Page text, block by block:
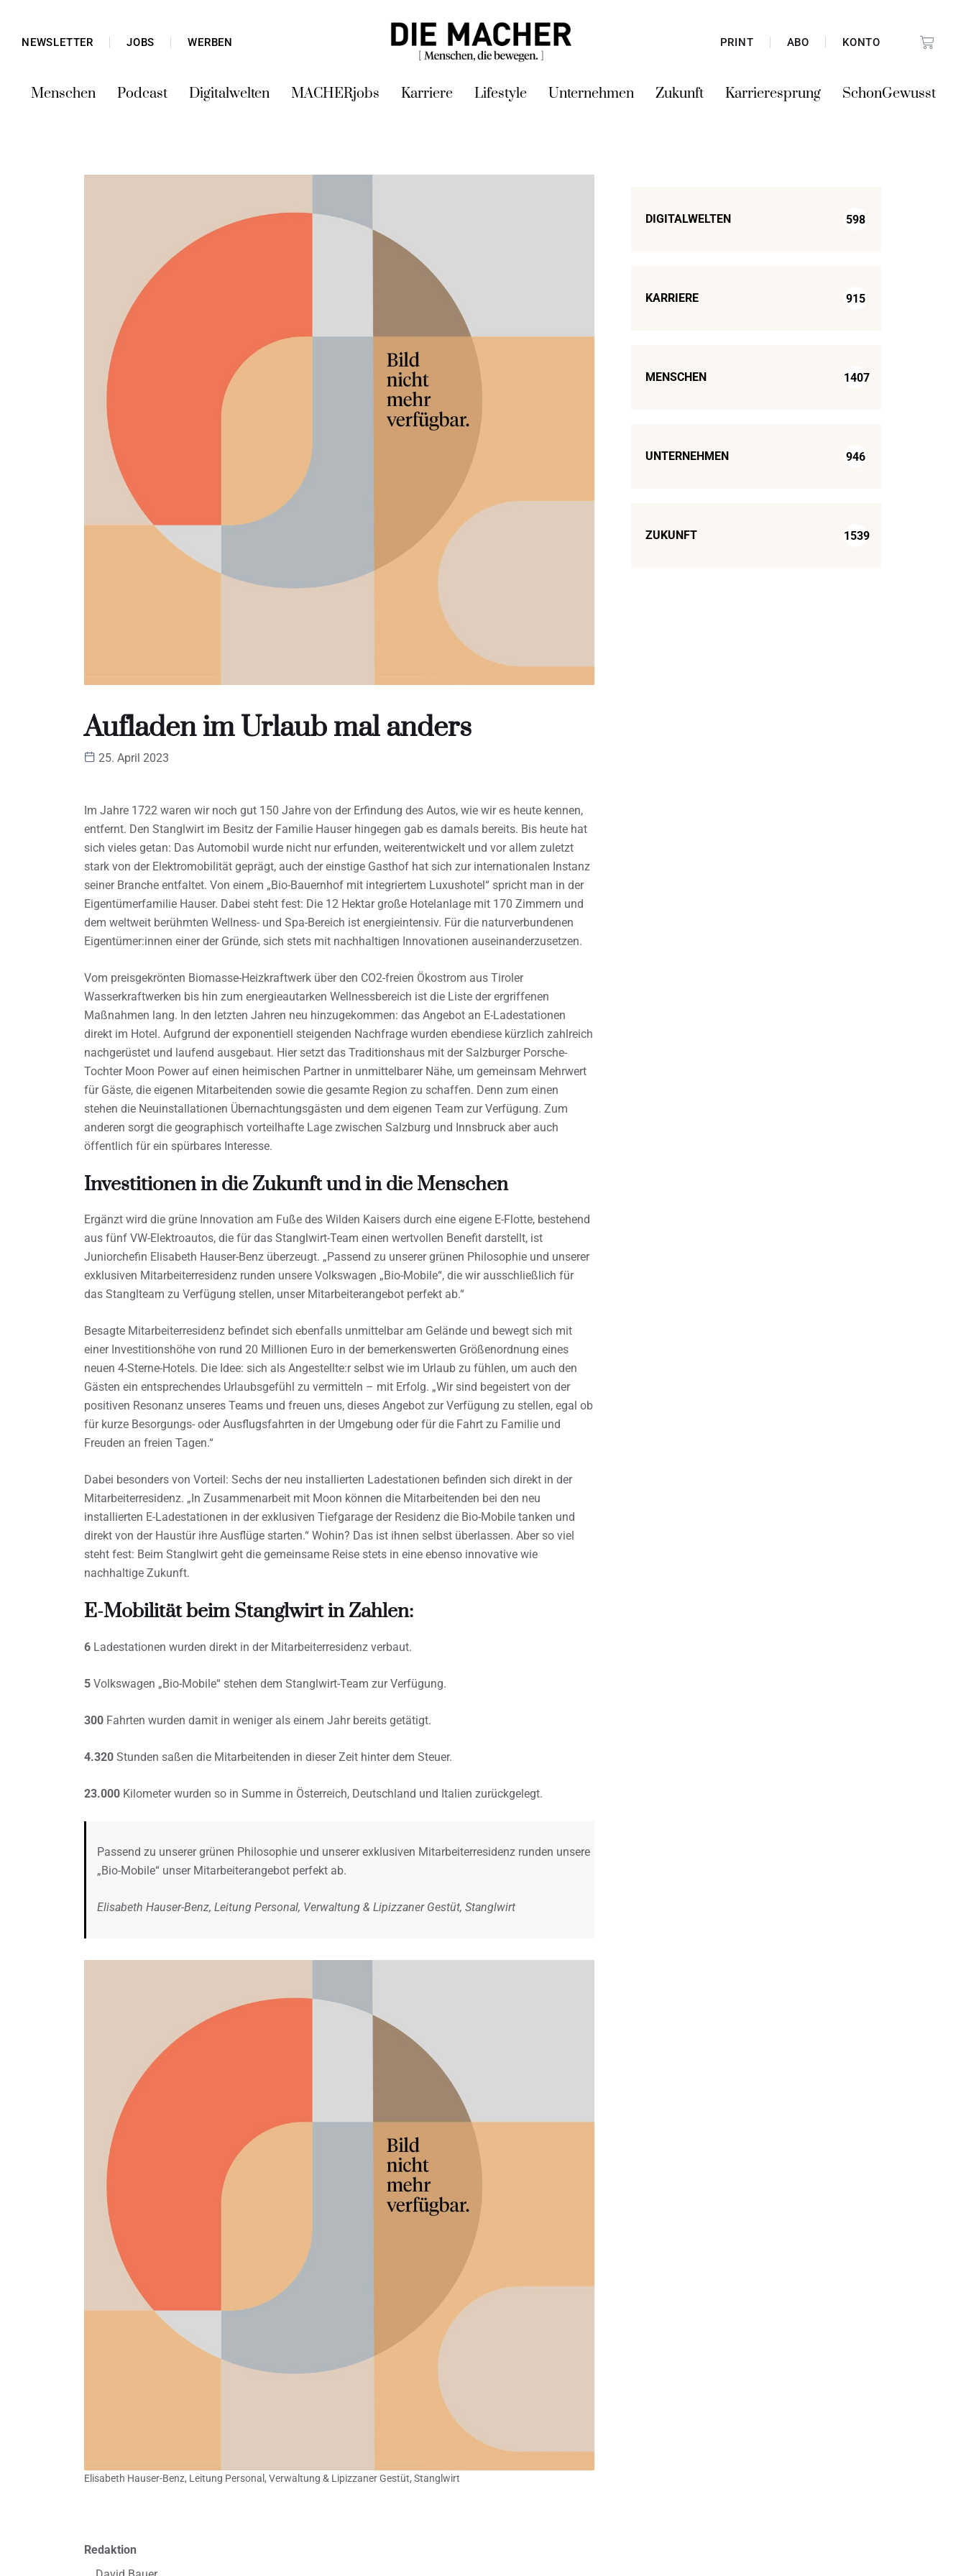
NEWSLETTER JOBS WERBEN PRINT ABO KONTO
Menschen Podcast Digitalwelten MACHERjobs Karriere Lifestyle Unternehmen Zukunft Karrieresprung SchonGewusst
Aufladen im Urlaub mal anders
25. April 2023
Im Jahre 1722 waren wir noch gut 150 Jahre von der Erfindung des Autos, wie wir es heute kennen,
entfernt. Den Stanglwirt im Besitz der Familie Hauser hingegen gab es damals bereits. Bis heute hat
sich vieles getan: Das Automobil wurde nicht nur erfunden, weiterentwickelt und vor allem zuletzt
stark von der Elektromobilität geprägt, auch der einstige Gasthof hat sich zur internationalen Instanz
seiner Branche entfaltet. Von einem „Bio-Bauernhof mit integriertem Luxushotel“ spricht man in der
Eigentümerfamilie Hauser. Dabei steht fest: Die 12 Hektar große Hotelanlage mit 170 Zimmern und
dem weltweit berühmten Wellness- und Spa-Bereich ist energieintensiv. Für die naturverbundenen
Eigentümer:innen einer der Gründe, sich stets mit nachhaltigen Innovationen auseinanderzusetzen.
Vom preisgekrönten Biomasse-Heizkraftwerk über den CO2-freien Ökostrom aus Tiroler
Wasserkraftwerken bis hin zum energieautarken Wellnessbereich ist die Liste der ergriffenen
Maßnahmen lang. In den letzten Jahren neu hinzugekommen: das Angebot an E-Ladestationen
direkt im Hotel. Aufgrund der exponentiell steigenden Nachfrage wurden ebendiese kürzlich zahlreich
nachgerüstet und laufend ausgebaut. Hier setzt das Traditionshaus mit der Salzburger Porsche-
Tochter Moon Power auf einen heimischen Partner in unmittelbarer Nähe, um gemeinsam Mehrwert
für Gäste, die eigenen Mitarbeitenden sowie die gesamte Region zu schaffen. Denn zum einen
stehen die Neuinstallationen Übernachtungsgästen und dem eigenen Team zur Verfügung. Zum
anderen sorgt die geographisch vorteilhafte Lage zwischen Salzburg und Innsbruck aber auch
öffentlich für ein spürbares Interesse.
Investitionen in die Zukunft und in die Menschen
Ergänzt wird die grüne Innovation am Fuße des Wilden Kaisers durch eine eigene E-Flotte, bestehend
aus fünf VW-Elektroautos, die für das Stanglwirt-Team einen wertvollen Benefit darstellt, ist
Juniorchefin Elisabeth Hauser-Benz überzeugt. „Passend zu unserer grünen Philosophie und unserer
exklusiven Mitarbeiterresidenz runden unsere Volkswagen „Bio-Mobile“, die wir ausschließlich für
das Stanglteam zu Verfügung stellen, unser Mitarbeiterangebot perfekt ab.“
Besagte Mitarbeiterresidenz befindet sich ebenfalls unmittelbar am Gelände und bewegt sich mit
einer Investitionshöhe von rund 20 Millionen Euro in der bemerkenswerten Größenordnung eines
neuen 4-Sterne-Hotels. Die Idee: sich als Angestellte:r selbst wie im Urlaub zu fühlen, um auch den
Gästen ein entsprechendes Urlaubsgefühl zu vermitteln – mit Erfolg. „Wir sind begeistert von der
positiven Resonanz unseres Teams und freuen uns, dieses Angebot zur Verfügung zu stellen, egal ob
für kurze Besorgungs- oder Ausflugsfahrten in der Umgebung oder für die Fahrt zu Familie und
Freuden an freien Tagen.“
Dabei besonders von Vorteil: Sechs der neu installierten Ladestationen befinden sich direkt in der
Mitarbeiterresidenz. „In Zusammenarbeit mit Moon können die Mitarbeitenden bei den neu
installierten E-Ladestationen in der exklusiven Tiefgarage der Residenz die Bio-Mobile tanken und
direkt von der Haustür ihre Ausflüge starten.“ Wohin? Das ist ihnen selbst überlassen. Aber so viel
steht fest: Beim Stanglwirt geht die gemeinsame Reise stets in eine ebenso innovative wie
nachhaltige Zukunft.
E-Mobilität beim Stanglwirt in Zahlen:
6 Ladestationen wurden direkt in der Mitarbeiterresidenz verbaut.
5 Volkswagen „Bio-Mobile“ stehen dem Stanglwirt-Team zur Verfügung.
300 Fahrten wurden damit in weniger als einem Jahr bereits getätigt.
4.320 Stunden saßen die Mitarbeitenden in dieser Zeit hinter dem Steuer.
23.000 Kilometer wurden so in Summe in Österreich, Deutschland und Italien zurückgelegt.
Passend zu unserer grünen Philosophie und unserer exklusiven Mitarbeiterresidenz runden unsere
„Bio-Mobile“ unser Mitarbeiterangebot perfekt ab.
Elisabeth Hauser-Benz, Leitung Personal, Verwaltung & Lipizzaner Gestüt, Stanglwirt
Elisabeth Hauser-Benz, Leitung Personal, Verwaltung & Lipizzaner Gestüt, Stanglwirt
Redaktion
DIGITALWELTEN 598
KARRIERE 915
MENSCHEN 1407
UNTERNEHMEN 946
ZUKUNFT 1539